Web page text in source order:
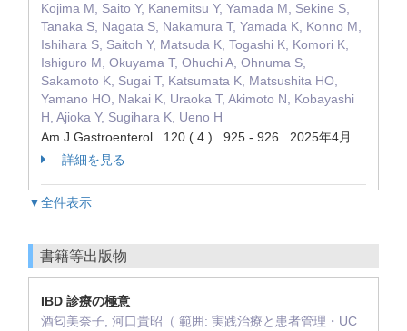
Kojima M, Saito Y, Kanemitsu Y, Yamada M, Sekine S,
Tanaka S, Nagata S, Nakamura T, Yamada K, Konno M,
Ishihara S, Saitoh Y, Matsuda K, Togashi K, Komori K,
Ishiguro M, Okuyama T, Ohuchi A, Ohnuma S,
Sakamoto K, Sugai T, Katsumata K, Matsushita HO,
Yamano HO, Nakai K, Uraoka T, Akimoto N, Kobayashi
H, Ajioka Y, Sugihara K, Ueno H
Am J Gastroenterol 120 ( 4 ) 925 - 926 2025年4月
詳細を見る
▼全件表示
書籍等出版物
IBD 診療の極意
酒匂美奈子, 河口貴昭（ 範囲: 実践治療と患者管理・UC